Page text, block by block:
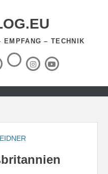
EMPFANG – TECHNIK
RSS-
Feed InstagramYouTube